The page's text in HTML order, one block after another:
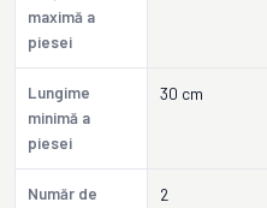
maximă a
piesei
Lungime
minimă a
piesei
30 cm
Număr de
2